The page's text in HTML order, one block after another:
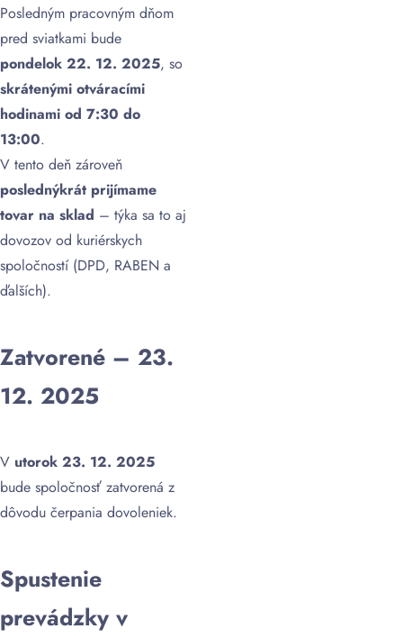
Posledným pracovným dňom
pred sviatkami bude
pondelok 22. 12. 2025, so
skrátenými otváracími
hodinami od 7:30 do
13:00.
V tento deň zároveň
poslednýkrát prijímame
tovar na sklad – týka sa to aj
dovozov od kuriérskych
spoločností (DPD, RABEN a
ďalších).
Zatvorené – 23.
12. 2025
V utorok 23. 12. 2025
bude spoločnosť zatvorená z
dôvodu čerpania dovoleniek.
Spustenie
prevádzky v